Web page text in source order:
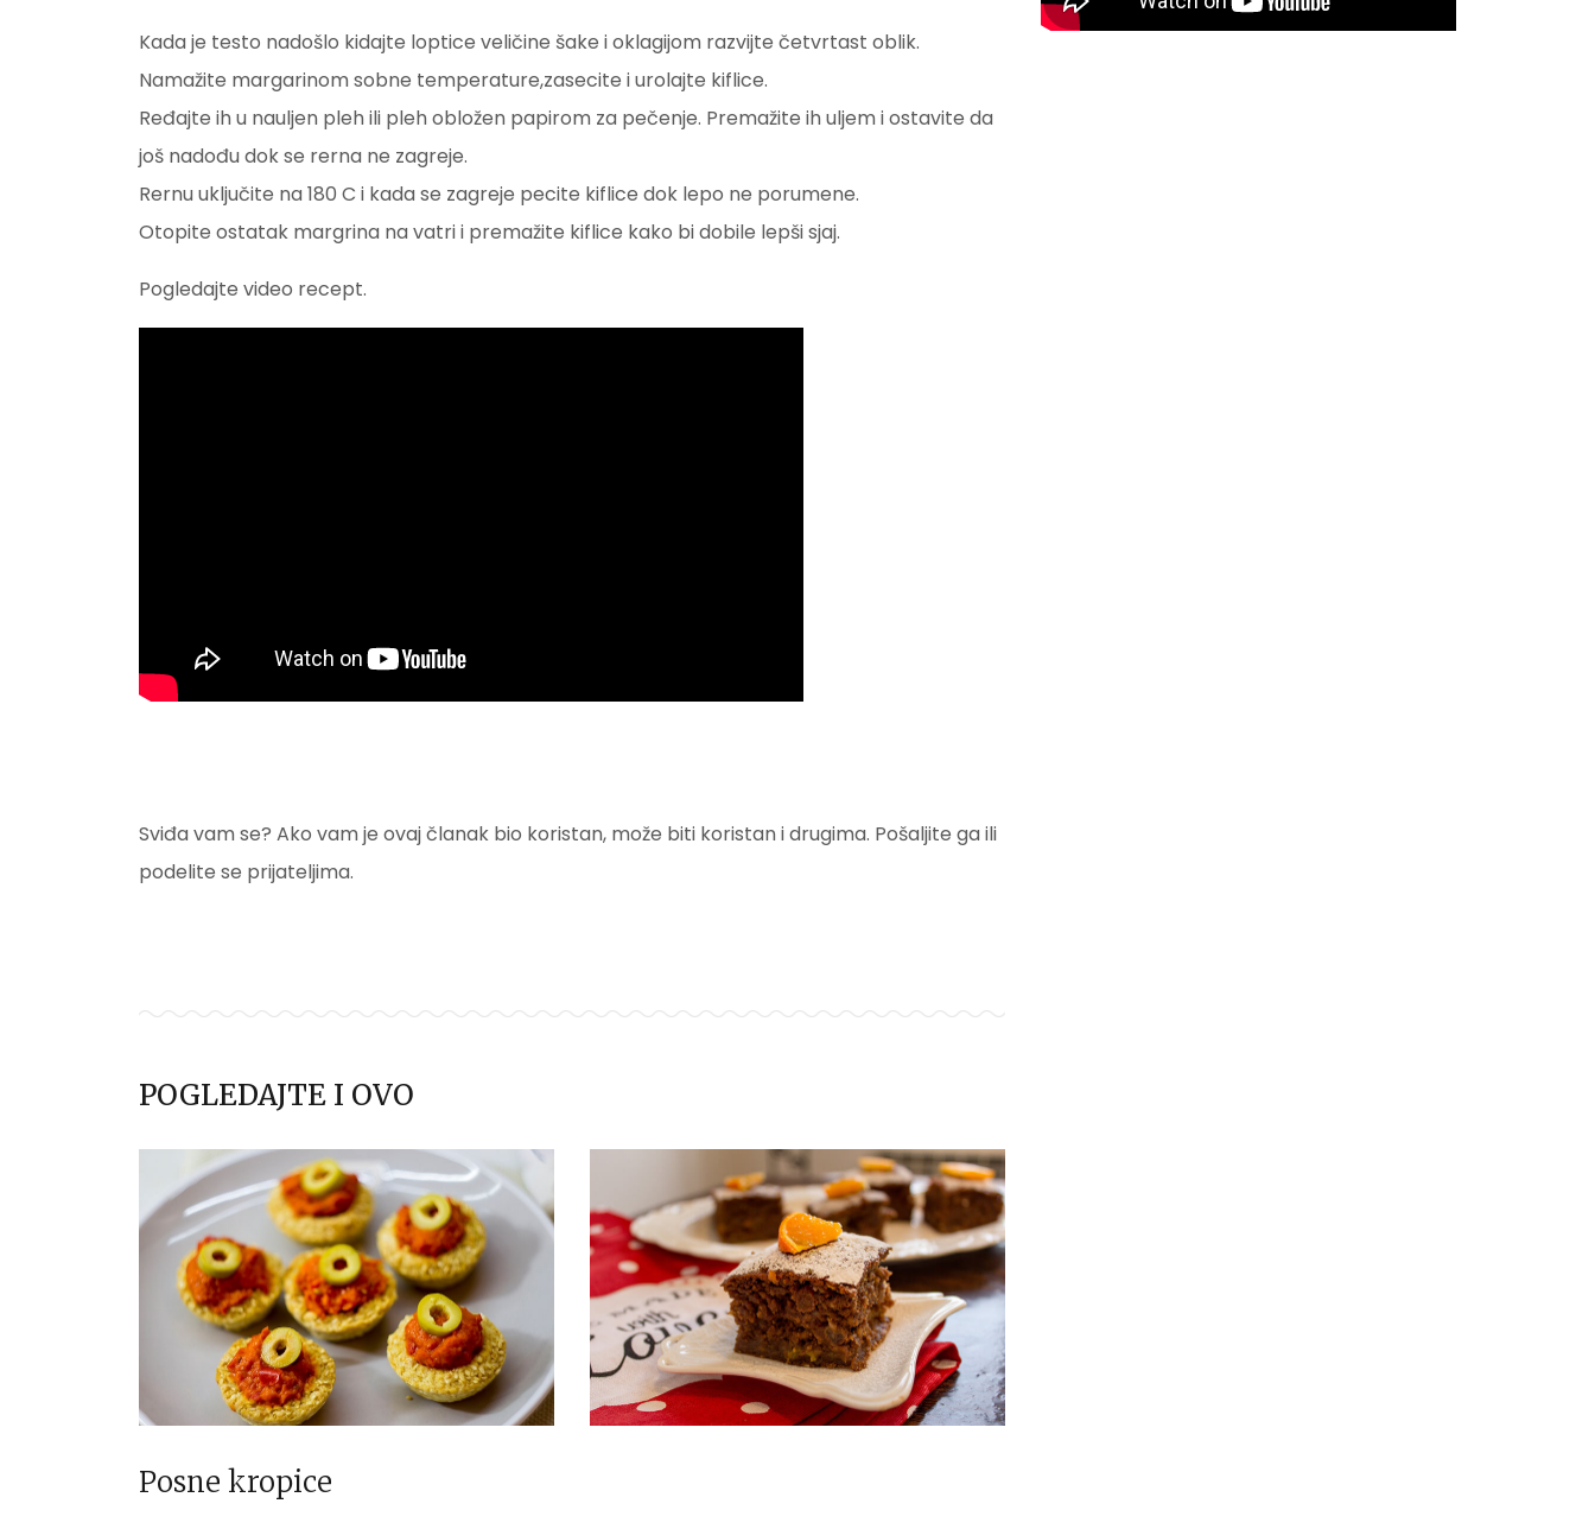
Kada je testo nadošlo kidajte loptice veličine šake i oklagijom razvijte četvrtast oblik.
Namažite margarinom sobne temperature,zasecite i urolajte kiflice.
Ređajte ih u nauljen pleh ili pleh obložen papirom za pečenje. Premažite ih uljem i ostavite da
još nadođu dok se rerna ne zagreje.
Rernu uključite na 180 C i kada se zagreje pecite kiflice dok lepo ne porumene.
Otopite ostatak margrina na vatri i premažite kiflice kako bi dobile lepši sjaj.
Pogledajte video recept.
Sviđa vam se? Ako vam je ovaj članak bio koristan, može biti koristan i drugima. Pošaljite ga ili
podelite se prijateljima.
POGLEDAJTE I OVO
Posne kropice